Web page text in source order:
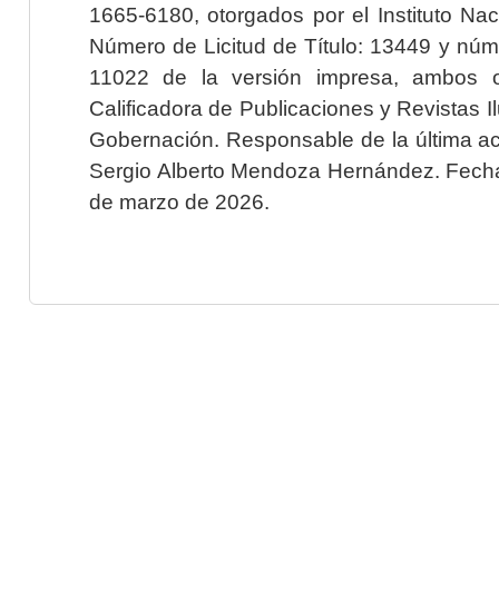
1665-6180, otorgados por el Instituto
Número de Licitud de Título: 13449 y
11022 de la versión impresa, ambos
Calificadora de Publicaciones y Revistas
Gobernación. Responsable de la última
Sergio Alberto Mendoza Hernández.
de marzo de 2026.